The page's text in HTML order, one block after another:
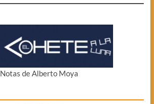
Notas de Alberto Moya